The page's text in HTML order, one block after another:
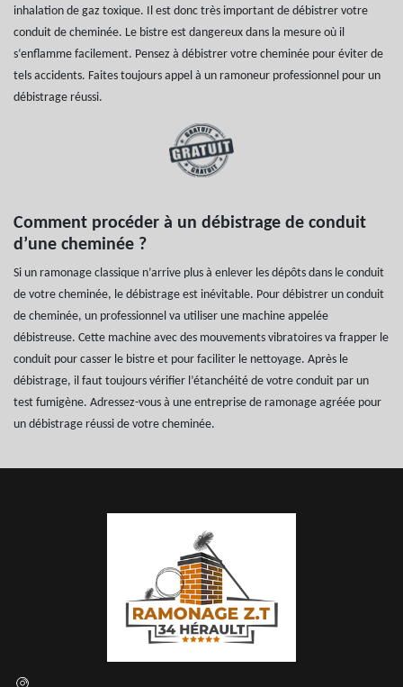
inhalation de gaz toxique. Il est donc très important de débistrer votre
conduit de cheminée. Le bistre est dangereux dans la mesure où il
s‘enflamme facilement. Pensez à débistrer votre cheminée pour éviter de
tels accidents. Faites toujours appel à un ramoneur professionnel pour un
débistrage réussi.
Comment procéder à un débistrage de conduit
d’une cheminée ?
Si un ramonage classique n’arrive plus à enlever les dépôts dans le conduit
de votre cheminée, le débistrage est inévitable. Pour débistrer un conduit
de cheminée, un professionnel va utiliser une machine appelée
débistreuse. Cette machine avec des mouvements vibratoires va frapper le
conduit pour casser le bistre et pour faciliter le nettoyage. Après le
débistrage, il faut toujours vérifier l’étanchéité de votre conduit par un
test fumigène. Adressez-vous à une entreprise de ramonage agréée pour
un débistrage réussi de votre cheminée.